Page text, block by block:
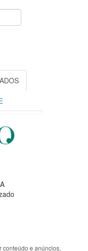
conteúdo e anúncios,